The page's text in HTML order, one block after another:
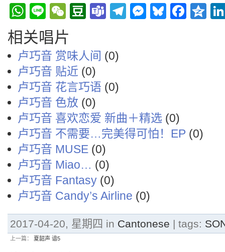
WhatsApp
LineWeChat
Douban
TeamsTelegramBluesky
相关唱片
卢巧音 赏味人间 (0)
卢巧音 贴近 (0)
卢巧音 花言巧语 (0)
卢巧音 色放 (0)
卢巧音 喜欢恋爱 新曲＋精选 (0)
卢巧音 不需要…完美得可怕！EP (0)
卢巧音 MUSE (0)
卢巧音 Miao… (0)
卢巧音 Fantasy (0)
卢巧音 Candy’s Airline (0)
2017-04-20, 星期四 in Cantonese | tags:
上一篇： 夏韶声 谙5